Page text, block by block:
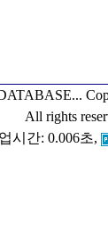
All rights
시간: 0.006초,